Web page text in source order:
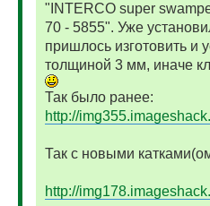
"INTERCO super
70 - 5855". Уже
пришлось изготовить и
толщиной 3 мм, иначе
Так было ранее:
http://
Так с новыми
http://